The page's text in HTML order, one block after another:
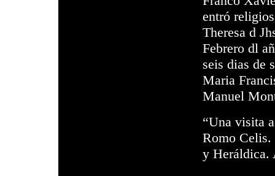
entró
Theresa d
Febrero dl
seis dias de
Maria
Manuel
“Una visita
Romo
y Heráldica.